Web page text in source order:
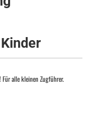
alle kleinen Zugführer.